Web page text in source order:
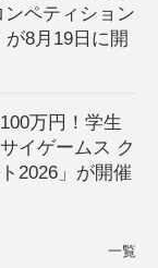
ペティション
8月19日に開
万円！学生
イゲームス ク
2026」が開催
一覧